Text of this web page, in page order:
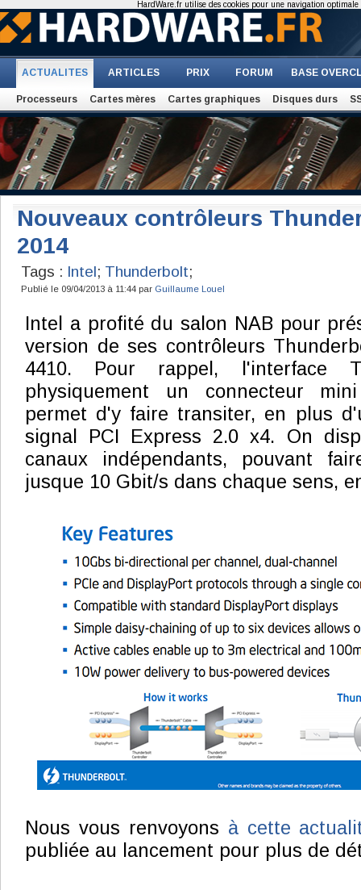
ACTUALITES ARTICLES PRIX FORUM BASE
Processeurs Cartes mères Cartes graphiques Disques durs
Nouveaux contrôleurs
2014
Tags : Intel; Thunderbolt;
Publié le 09/04/2013 à 11:44 par Guillaume Louel
Intel a profité du salon NAB pour
version de ses contrôleurs
4410. Pour rappel, l'interface
physiquement un connecteur
permet d'y faire transiter, en plus
signal PCI Express 2.0 x4. On
canaux indépendants, pouvant
jusque 10 Gbit/s dans chaque sens,
Nous vous renvoyons à cette
publiée au lancement pour plus de
HardWare.fr utilise des cookies pour une navigation